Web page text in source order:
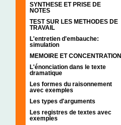
SYNTHESE ET PRISE DE
NOTES
TEST SUR LES METHODES DE
TRAVAIL
L'entretien d'embauche:
simulation
MEMOIRE ET CONCENTRATION
L'énonciation dans le texte
dramatique
Les formes du raisonnement
avec exemples
Les types d'arguments
Les registres de textes avec
exemples